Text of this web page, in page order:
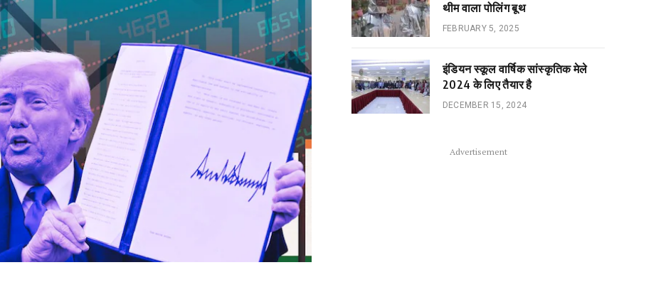
थीम वाला पोलिंग बूथ
FEBRUARY 5, 2025
इंडियन स्कूल वार्षिक सांस्कृतिक मेले
2024 के लिए तैयार है
DECEMBER 15, 2024
Advertisement